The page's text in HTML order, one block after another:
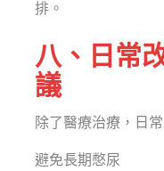
排。
八、日常
議
除了醫療治療，日
避免長期憋尿